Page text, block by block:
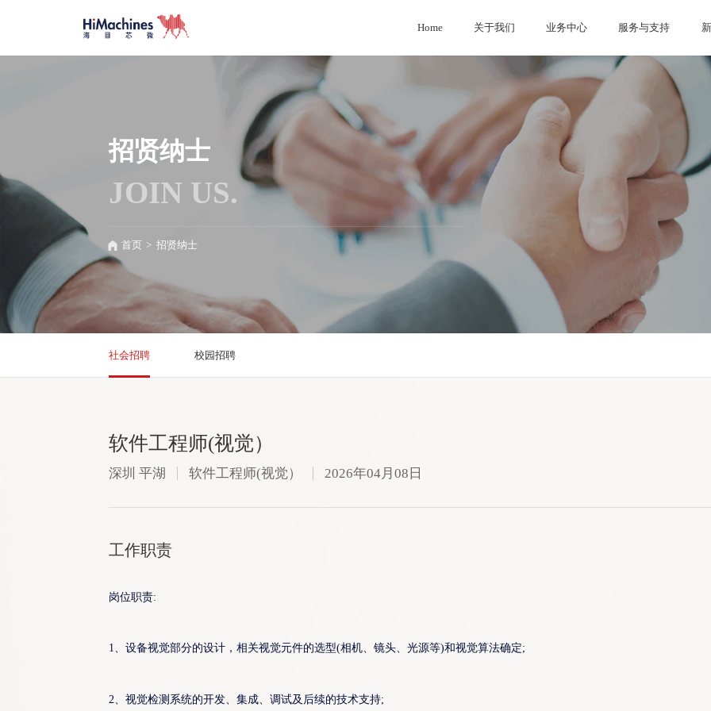
Home 关于我们 业务中心 服务与支持
招贤纳士
JOIN US.
首页 > 招贤纳士
社会招聘 校园招聘
软件工程师(视觉）
深圳 平湖 软件工程师(视觉） 2026年04月08日
工作职责
岗位职责:
1、设备视觉部分的设计，相关视觉元件的选型(相机、镜头、光源等)和视觉算法确定;
2、视觉检测系统的开发、集成、调试及后续的技术支持;